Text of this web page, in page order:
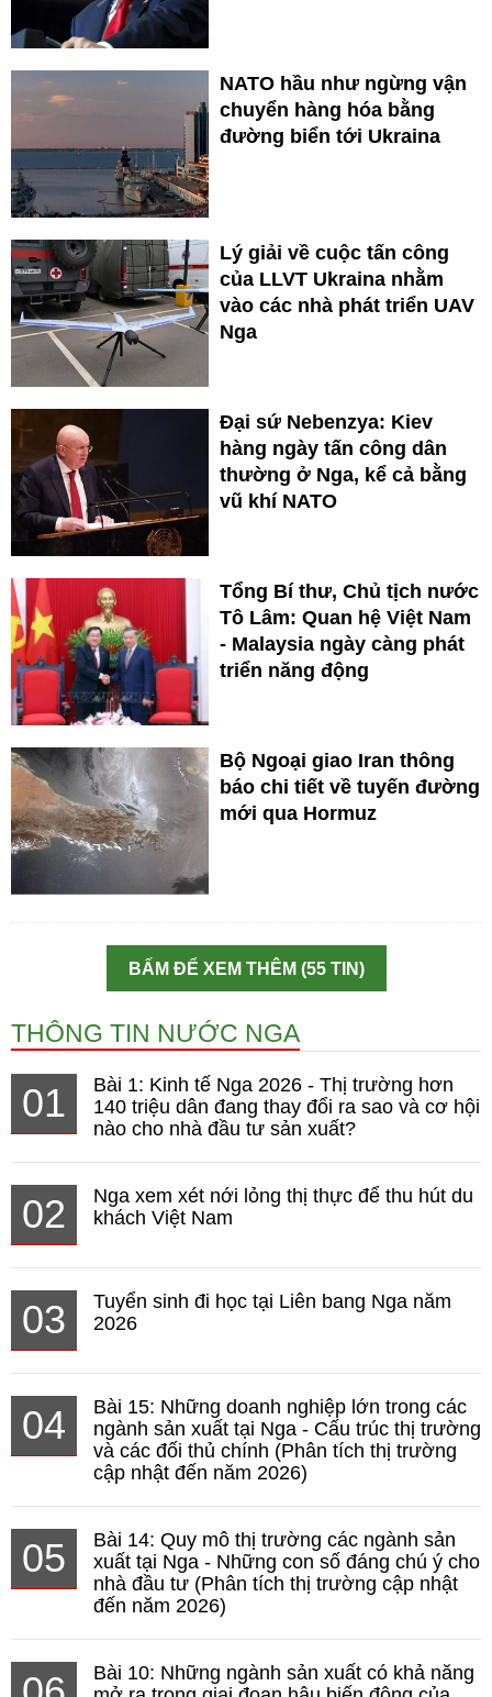
NATO hầu như ngừng vận
chuyển hàng hóa bằng
đường biển tới Ukraina
Lý giải về cuộc tấn công
của LLVT Ukraina nhằm
vào các nhà phát triển UAV
Nga
Đại sứ Nebenzya: Kiev
hàng ngày tấn công dân
thường ở Nga, kể cả bằng
vũ khí NATO
Tổng Bí thư, Chủ tịch nước
Tô Lâm: Quan hệ Việt Nam
- Malaysia ngày càng phát
triển năng động
Bộ Ngoại giao Iran thông
báo chi tiết về tuyến đường
mới qua Hormuz
BẤM ĐỂ XEM THÊM (55 TIN)
THÔNG TIN NƯỚC NGA
01
Bài 1: Kinh tế Nga 2026 - Thị trường hơn
140 triệu dân đang thay đổi ra sao và cơ hội
nào cho nhà đầu tư sản xuất?
02
Nga xem xét nới lỏng thị thực để thu hút du
khách Việt Nam
03
Tuyển sinh đi học tại Liên bang Nga năm
2026
04
Bài 15: Những doanh nghiệp lớn trong các
ngành sản xuất tại Nga - Cấu trúc thị trường
và các đối thủ chính (Phân tích thị trường
cập nhật đến năm 2026)
05
Bài 14: Quy mô thị trường các ngành sản
xuất tại Nga - Những con số đáng chú ý cho
nhà đầu tư (Phân tích thị trường cập nhật
đến năm 2026)
Bài 10: Những ngành sản xuất có khả năng